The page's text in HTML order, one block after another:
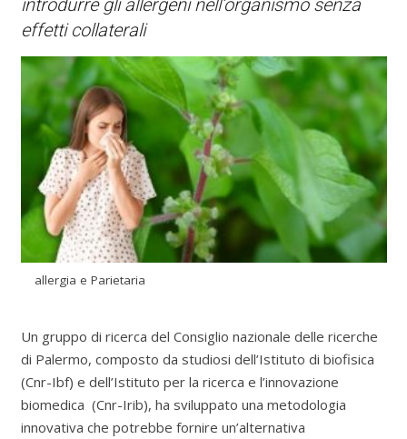
effetti collaterali
allergia e Parietaria
Un gruppo di ricerca del Consiglio nazionale delle ricerche
di Palermo, composto da studiosi dell’Istituto di biofisica
(Cnr-Ibf) e dell’Istituto per la ricerca e l’innovazione
biomedica (Cnr-Irib), ha sviluppato una metodologia
innovativa che potrebbe fornire un’alternativa